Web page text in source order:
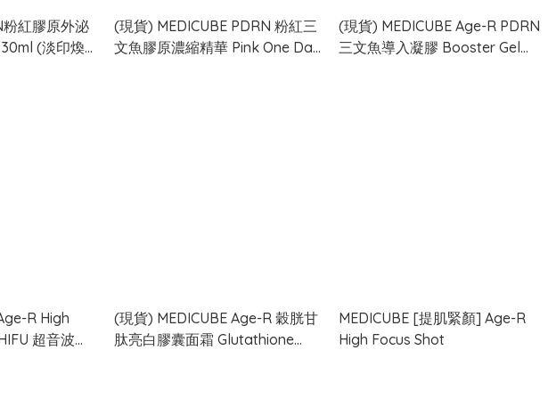
粉紅膠原外泌
(淡印煥
(現貨) MEDICUBE PDRN 粉紅三
文魚膠原濃縮精華 Pink One Day
(現貨) MEDICUBE Age-R PDRN
三文魚導入凝膠 Booster Gel
R High
超音波美
(現貨) MEDICUBE Age-R 穀胱甘
肽亮白膠囊面霜 Glutathione
MEDICUBE [提肌緊顏] Age-R
High Focus Shot